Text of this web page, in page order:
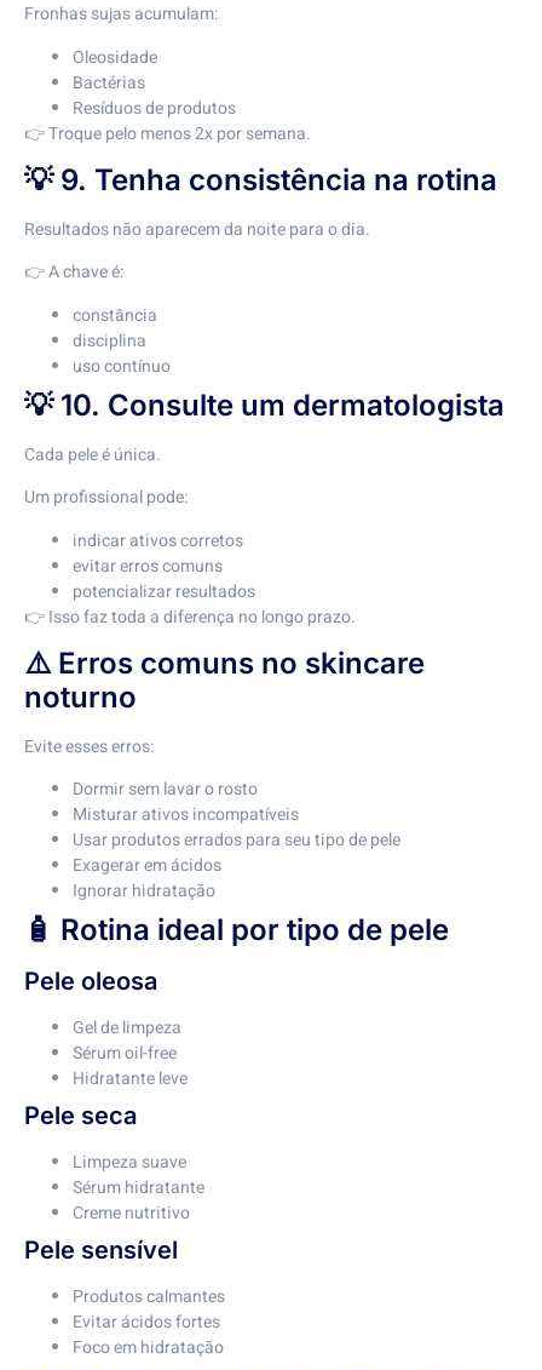
Fronhas sujas acumulam:
Oleosidade
Bactérias
Resíduos de produtos
👉 Troque pelo menos 2x por semana.
💡 9. Tenha consistência na rotina
Resultados não aparecem da noite para o dia.
👉 A chave é:
constância
disciplina
uso contínuo
💡 10. Consulte um dermatologista
Cada pele é única.
Um profissional pode:
indicar ativos corretos
evitar erros comuns
potencializar resultados
👉 Isso faz toda a diferença no longo prazo.
⚠️ Erros comuns no skincare
noturno
Evite esses erros:
Dormir sem lavar o rosto
Misturar ativos incompatíveis
Usar produtos errados para seu tipo de pele
Exagerar em ácidos
Ignorar hidratação
🧴 Rotina ideal por tipo de pele
Pele oleosa
Gel de limpeza
Sérum oil-free
Hidratante leve
Pele seca
Limpeza suave
Sérum hidratante
Creme nutritivo
Pele sensível
Produtos calmantes
Evitar ácidos fortes
Foco em hidratação